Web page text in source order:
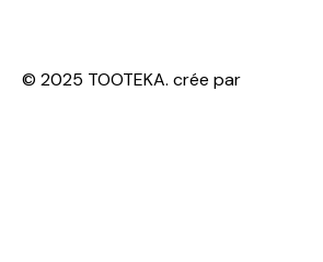
© 2025 TOOTEKA. crée par